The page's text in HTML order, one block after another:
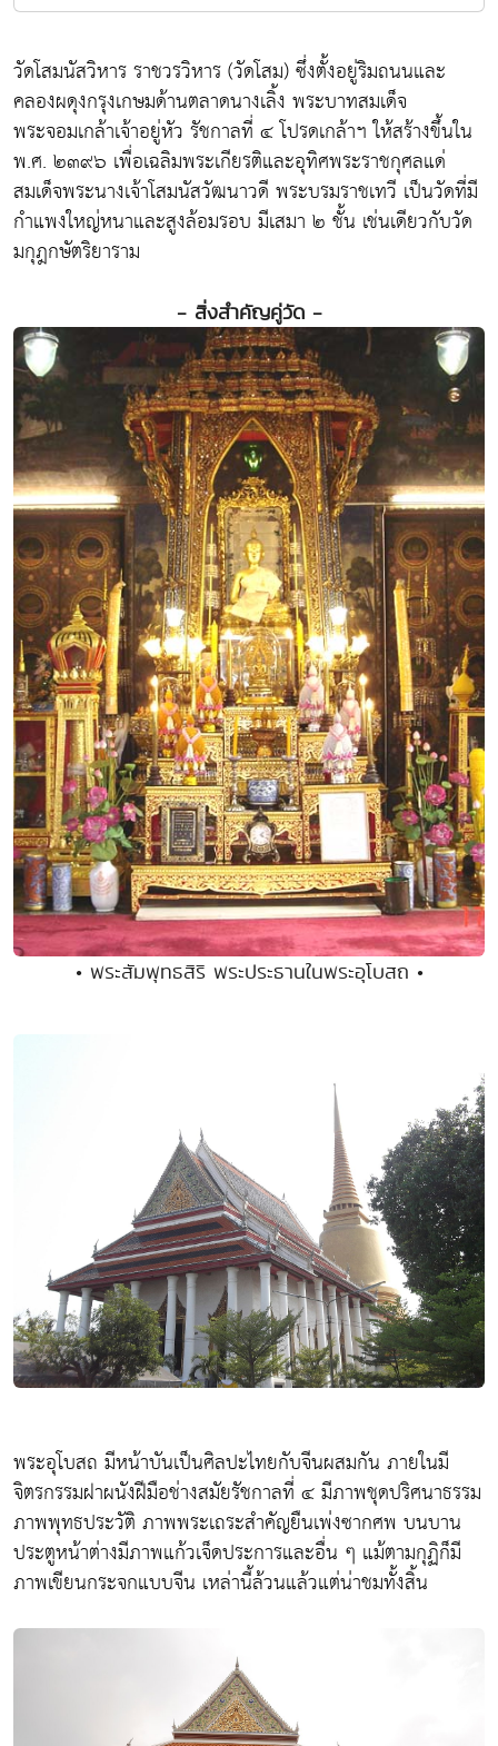
วัดโสมนัสวิหาร ราชวรวิหาร (วัดโสม) ซึ่งตั้งอยู่ริมถนนและ
คลองผดุงกรุงเกษมด้านตลาดนางเลิ้ง พระบาทสมเด็จ
พระจอมเกล้าเจ้าอยู่หัว รัชกาลที่ ๔ โปรดเกล้าฯ ให้สร้างขึ้นใน
พ.ศ. ๒๓๙๖ เพื่อเฉลิมพระเกียรติและอุทิศพระราชกุศลแด่
สมเด็จพระนางเจ้าโสมนัสวัฒนาวดี พระบรมราชเทวี เป็นวัดที่มี
กำแพงใหญ่หนาและสูงล้อมรอบ มีเสมา ๒ ชั้น เช่นเดียวกับวัด
มกุฎกษัตริยาราม
- สิ่งสำคัญคู่วัด -
• พระสัมพุทธสิริ พระประธานในพระอุโบสถ •
พระอุโบสถ มีหน้าบันเป็นศิลปะไทยกับจีนผสมกัน ภายในมี
จิตรกรรมฝาผนังฝีมือช่างสมัยรัชกาลที่ ๔ มีภาพชุดปริศนาธรรม
ภาพพุทธประวัติ ภาพพระเถระสำคัญยืนเพ่งซากศพ บนบาน
ประตูหน้าต่างมีภาพแก้วเจ็ดประการและอื่น ๆ แม้ตามกุฏิก็มี
ภาพเขียนกระจกแบบจีน เหล่านี้ล้วนแล้วแต่น่าชมทั้งสิ้น